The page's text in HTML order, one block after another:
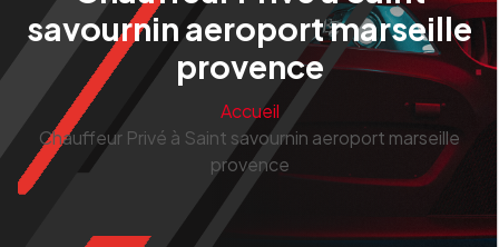
savournin aeroport marseille
provence
Accueil
Chauffeur Privé à Saint savournin aeroport marseille
provence